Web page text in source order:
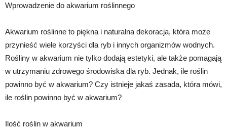
Wprowadzenie do akwarium roślinnego
Akwarium roślinne to piękna i naturalna dekoracja, która może
przynieść wiele korzyści dla ryb i innych organizmów wodnych.
Rośliny w akwarium nie tylko dodają estetyki, ale także pomagają
w utrzymaniu zdrowego środowiska dla ryb. Jednak, ile roślin
powinno być w akwarium? Czy istnieje jakaś zasada, która mówi,
ile roślin powinno być w akwarium?
Ilość roślin w akwarium